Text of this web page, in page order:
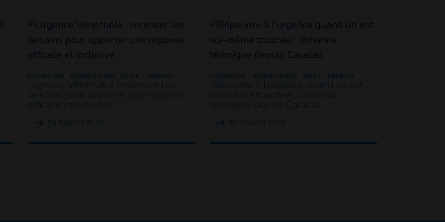
PRÉVENTION RÉADAPTATION SANTÉ URGENCE
Urgence Vénézuéla : recenser les
besoins pour apporter une réponse
efficace et inclusive
EN SAVOIR PLUS
PRÉVENTION RÉADAPTATION SANTÉ URGENCE
Répondre à l’urgence quand on est
soi-même touchée : Yohanna
témoigne depuis Caracas
EN SAVOIR PLUS